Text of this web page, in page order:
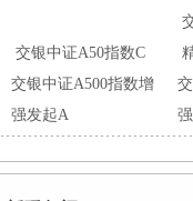
交银中证A50指数C
交银中证A500指数增
强发起A